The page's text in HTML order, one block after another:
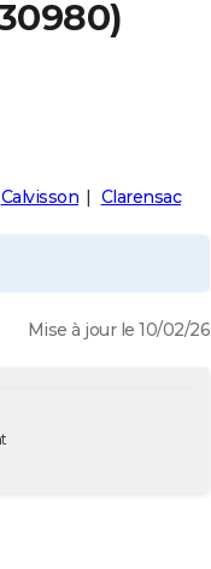
Calvisson Clarensac
Mise à jour le 10/02/26